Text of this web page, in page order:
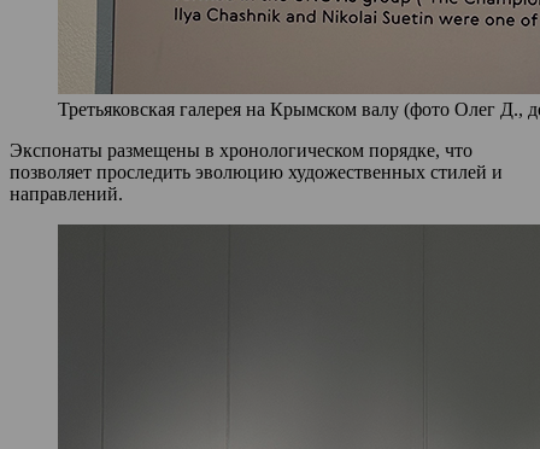
Третьяковская галерея на Крымском валу (фото Олег Д.,
Экспонаты размещены в хронологическом порядке, что
позволяет проследить эволюцию художественных стилей и
направлений.